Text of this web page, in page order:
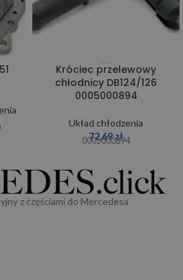
Króciec przelewowy
chłodnicy DB124/126
0005000894
Układ chłodzenia
72,69zł
0005000894
z częściami do Mercedesa